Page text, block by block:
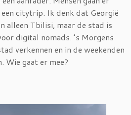
citytrip. Ik denk dat Georgië
alleen Tbilisi, maar de stad is
digital nomads. ’s Morgens
verkennen en in de weekenden
Wie gaat er mee?